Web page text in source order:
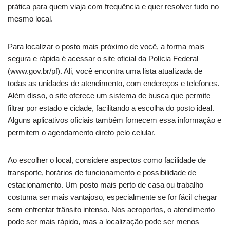
prática para quem viaja com frequência e quer resolver tudo no
mesmo local.
Para localizar o posto mais próximo de você, a forma mais
segura e rápida é acessar o site oficial da Polícia Federal
(www.gov.br/pf). Ali, você encontra uma lista atualizada de
todas as unidades de atendimento, com endereços e telefones.
Além disso, o site oferece um sistema de busca que permite
filtrar por estado e cidade, facilitando a escolha do posto ideal.
Alguns aplicativos oficiais também fornecem essa informação e
permitem o agendamento direto pelo celular.
Ao escolher o local, considere aspectos como facilidade de
transporte, horários de funcionamento e possibilidade de
estacionamento. Um posto mais perto de casa ou trabalho
costuma ser mais vantajoso, especialmente se for fácil chegar
sem enfrentar trânsito intenso. Nos aeroportos, o atendimento
pode ser mais rápido, mas a localização pode ser menos